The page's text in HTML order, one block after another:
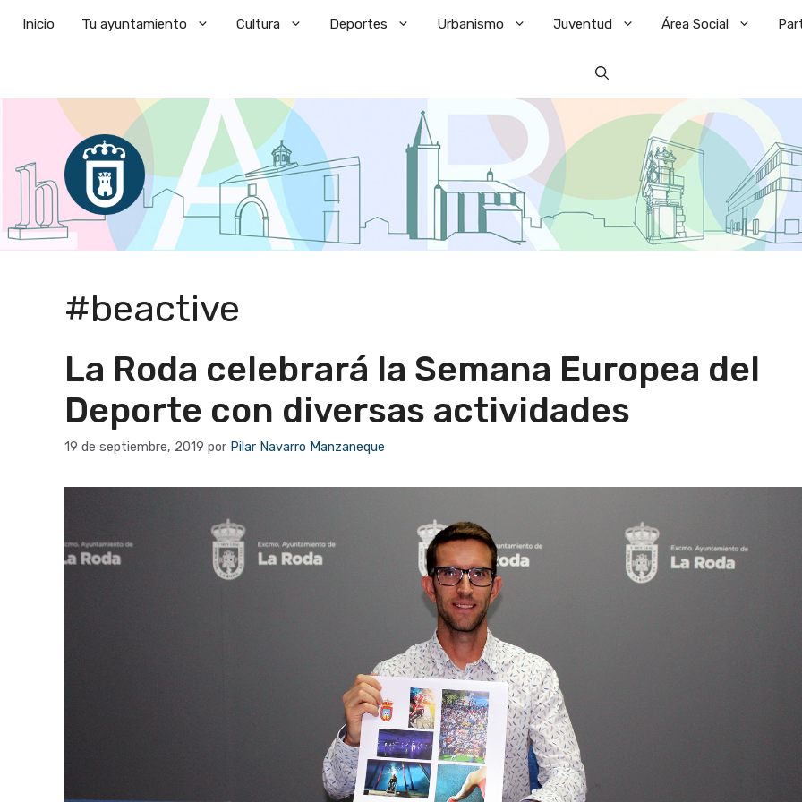
Inicio Tu ayuntamiento Cultura Deportes Urbanismo Juventud Área Social
#beactive
La Roda celebrará la Semana Europea del
Deporte con diversas actividades
19 de septiembre, 2019 por Pilar Navarro Manzaneque